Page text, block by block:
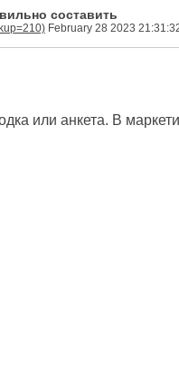
составить
February 28 2023
или анкета. В